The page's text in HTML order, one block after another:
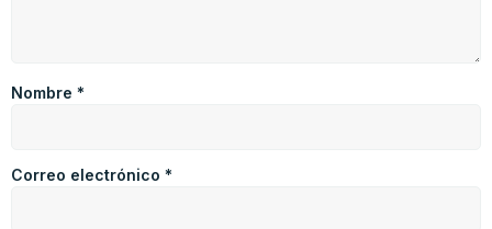
Nombre *
Correo electrónico *